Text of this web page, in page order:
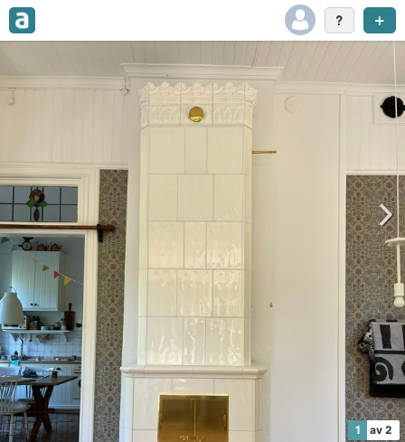
1 av 2